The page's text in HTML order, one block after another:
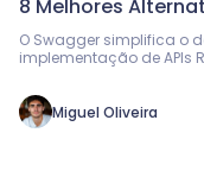
8 Melhores
O Swagger simplifica o
implementação de APIs
Miguel Oliveira